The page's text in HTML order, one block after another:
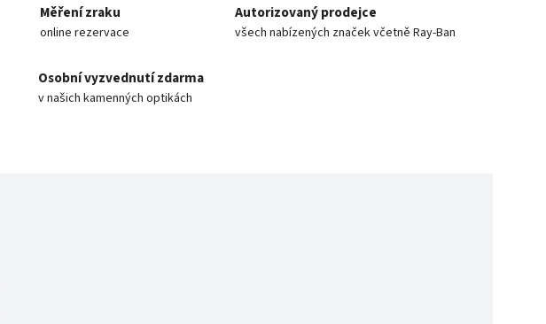
Měření zraku
online rezervace
Autorizovaný prodejce
všech nabízených značek včetně Ray-Ban
Osobní vyzvednutí zdarma
v našich kamenných optikách